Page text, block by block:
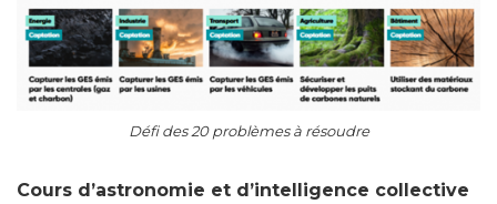
Défi des 20 problèmes à résoudre
Cours d’astronomie et d’intelligence collective